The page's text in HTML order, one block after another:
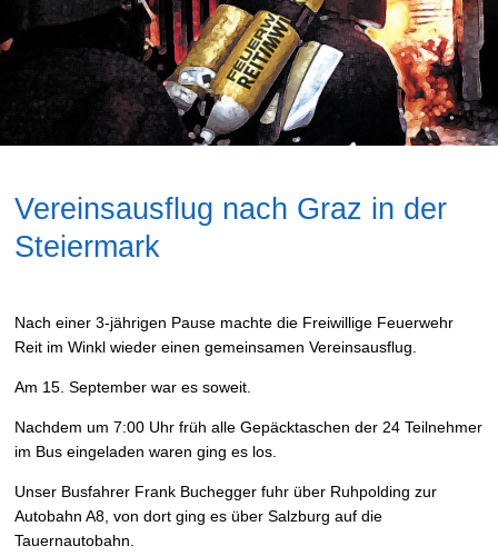
Vereinsausflug nach Graz in der
Steiermark
Nach einer 3-jährigen Pause machte die Freiwillige Feuerwehr
Reit im Winkl wieder einen gemeinsamen Vereinsausflug.
Am 15. September war es soweit.
Nachdem um 7:00 Uhr früh alle Gepäcktaschen der 24 Teilnehmer
im Bus eingeladen waren ging es los.
Unser Busfahrer Frank Buchegger fuhr über Ruhpolding zur
Autobahn A8, von dort ging es über Salzburg auf die
Tauernautobahn.